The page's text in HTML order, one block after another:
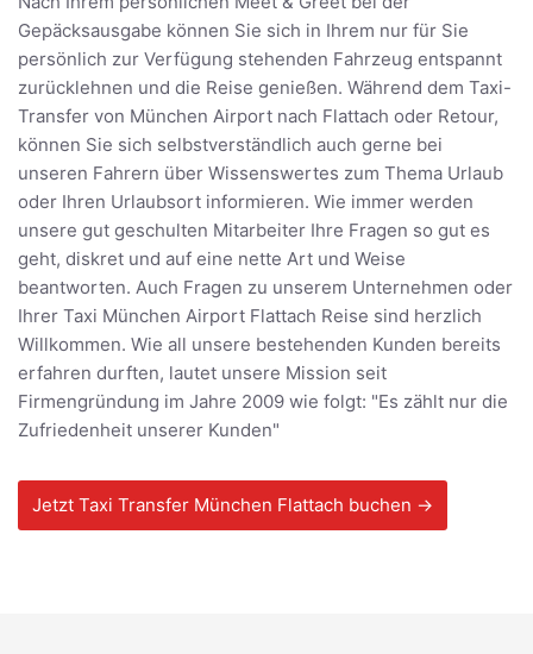
Gepäcksausgabe können Sie sich in Ihrem nur für Sie
persönlich zur Verfügung stehenden Fahrzeug entspannt
zurücklehnen und die Reise genießen. Während dem Taxi-
Transfer von München Airport nach Flattach oder Retour,
können Sie sich selbstverständlich auch gerne bei
unseren Fahrern über Wissenswertes zum Thema Urlaub
oder Ihren Urlaubsort informieren. Wie immer werden
unsere gut geschulten Mitarbeiter Ihre Fragen so gut es
geht, diskret und auf eine nette Art und Weise
beantworten. Auch Fragen zu unserem Unternehmen oder
Ihrer Taxi München Airport Flattach Reise sind herzlich
Willkommen. Wie all unsere bestehenden Kunden bereits
erfahren durften, lautet unsere Mission seit
Firmengründung im Jahre 2009 wie folgt: "Es zählt nur die
Zufriedenheit unserer Kunden"
Jetzt Taxi Transfer München Flattach buchen →